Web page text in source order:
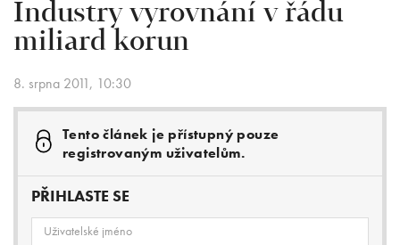
Industry vyrovnání v řádu
miliard korun
8. srpna 2011, 10:30
Tento článek je přístupný pouze
registrovaným uživatelům.
PŘIHLASTE SE
Uživatelské jméno